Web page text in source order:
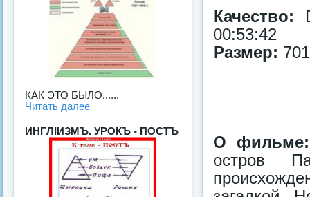
Качество:
00:53:42
Размер:
О фильме:
остров
КАК ЭТО БЫЛО......
Читать далее
ИНГЛIИЗМЪ. УРОКЪ - ПОСТЪ